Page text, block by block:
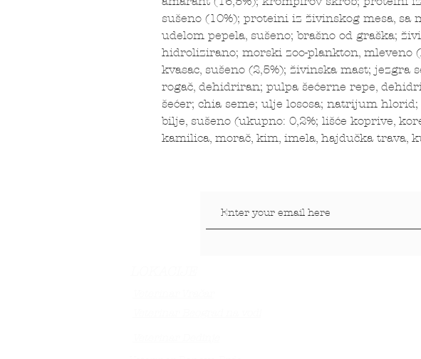
sušeno (10%); proteini iz živinskog mesa, sa
udelom pepela, sušeno; brašno od graška;
hidrolizirano; morski zoo-plankton, mleveno
kvasac, sušeno (2,5%); živinska mast; jezgra
rogač, dehidriran; pulpa šećerne repe,
šećer; chia seme; ulje lososa; natrijum
bilje, sušeno (ukupno: 0,2%; lišće koprive,
kamilica, morač, kim, imela, hajdučka trava,